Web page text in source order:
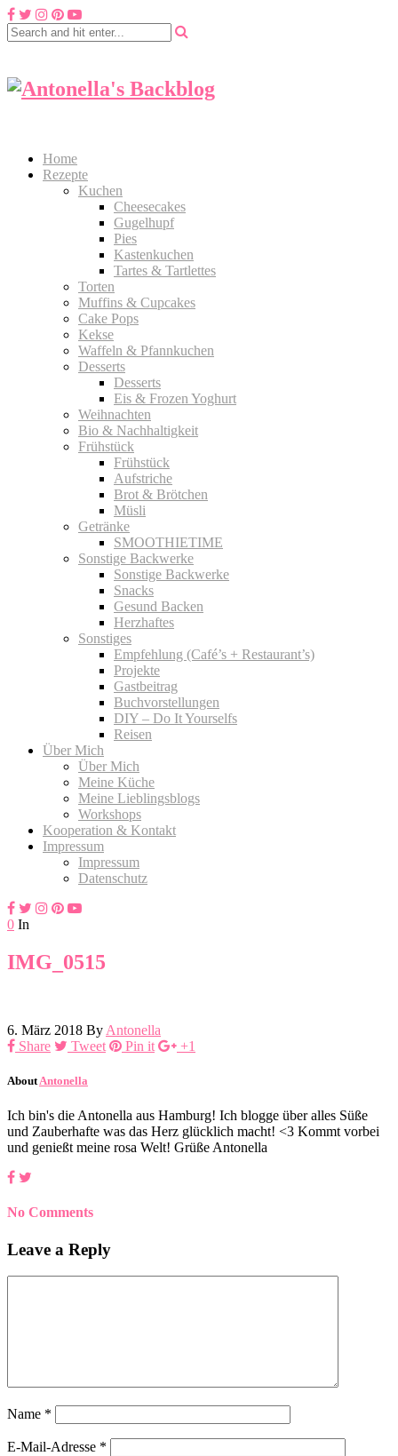
Home
Rezepte
Kuchen
Cheesecakes
Gugelhupf
Pies
Kastenkuchen
Tartes & Tartlettes
Torten
Muffins & Cupcakes
Cake Pops
Kekse
Waffeln & Pfannkuchen
Desserts
Desserts
Eis & Frozen Yoghurt
Weihnachten
Bio & Nachhaltigkeit
Frühstück
Frühstück
Aufstriche
Brot & Brötchen
Müsli
Getränke
SMOOTHIETIME
Sonstige Backwerke
Sonstige Backwerke
Snacks
Gesund Backen
Herzhaftes
Sonstiges
Empfehlung (Café’s + Restaurant’s)
Projekte
Gastbeitrag
Buchvorstellungen
DIY – Do It Yourselfs
Reisen
Über Mich
Über Mich
Meine Küche
Meine Lieblingsblogs
Workshops
Kooperation & Kontakt
Impressum
Impressum
Datenschutz
0 In
IMG_0515
6. März 2018 By Antonella
Share
Tweet Pin it +1
About Antonella
Ich bin's die Antonella aus Hamburg! Ich blogge über alles Süße
und Zauberhafte was das Herz glücklich macht! <3 Kommt vorbei
und genießt meine rosa Welt! Grüße Antonella
No Comments
Leave a Reply
Name *
E-Mail-Adresse *